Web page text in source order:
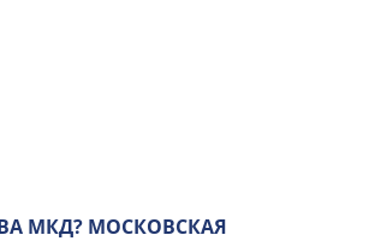
МКД? МОСКОВСКАЯ